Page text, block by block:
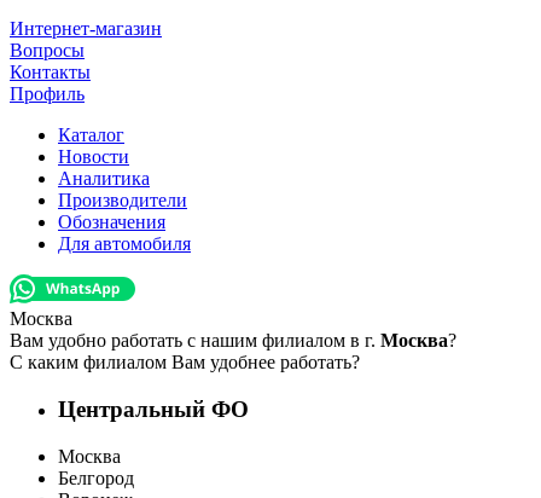
Интернет-магазин
Вопросы
Контакты
Профиль
Каталог
Новости
Аналитика
Производители
Обозначения
Для автомобиля
Москва
Вам удобно работать с нашим филиалом в г. Москва?
С каким филиалом Вам удобнее работать?
Центральный ФО
Москва
Белгород